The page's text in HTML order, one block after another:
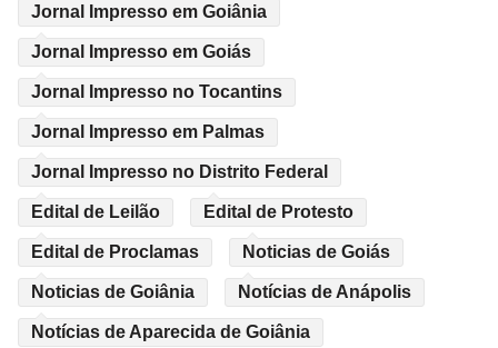
Jornal Impresso em Goiânia
Jornal Impresso em Goiás
Jornal Impresso no Tocantins
Jornal Impresso em Palmas
Jornal Impresso no Distrito Federal
Edital de Leilão Edital de Protesto
Edital de Proclamas Noticias de Goiás
Noticias de Goiânia Notícias de Anápolis
Notícias de Aparecida de Goiânia